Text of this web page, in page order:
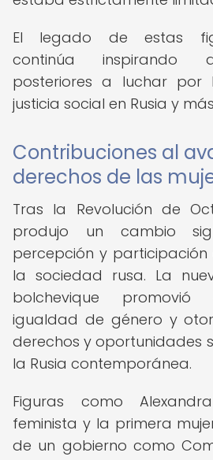
El legado de estas
continúa inspirando
posteriores a luchar
justicia social en Rusia y
Contribuciones al
derechos de las
Tras la Revolución de
produjo un cambio
percepción y participación
la sociedad rusa. La
bolchevique promovió
igualdad de género y
derechos y oportunidades
la Rusia contemporánea.
Figuras como
feminista y la primera
de un gobierno como